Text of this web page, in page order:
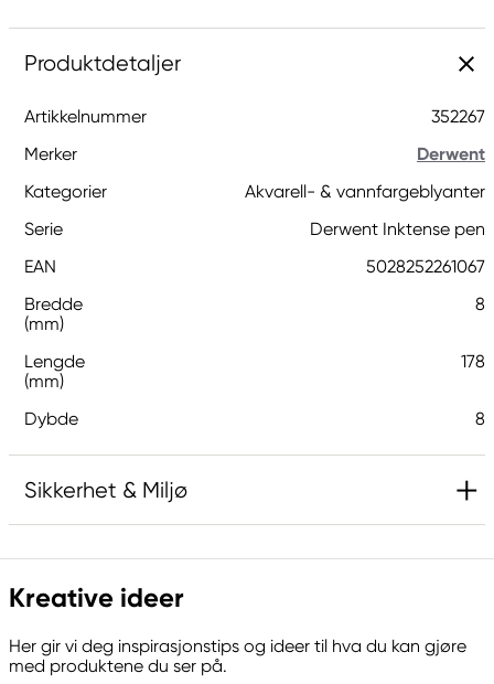
Produktdetaljer
Artikkelnummer
352267
Merker
Derwent
Kategorier
Akvarell- & vannfargeblyanter
Serie
Derwent Inktense pen
EAN
5028252261067
Bredde
(mm)
8
Lengde
(mm)
178
Dybde 8
Sikkerhet & Miljø
Ansvarlig EU
Derwent
Siemensstraße 64
70469 Stuttgart, Germany
Kreative ideer
Her gir vi deg inspirasjonstips og ideer til hva du kan gjøre
med produktene du ser på.